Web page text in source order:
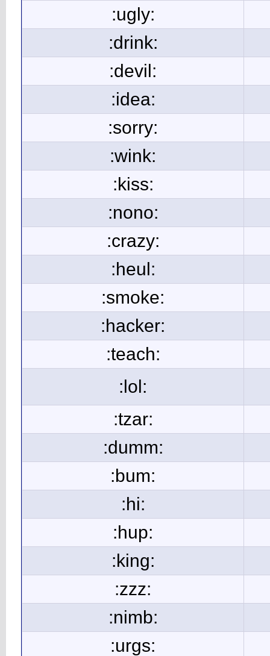
:ugly:
:drink:
:devil:
:idea:
:sorry:
:wink:
:kiss:
:nono:
:crazy:
:heul:
:smoke:
:hacker:
:teach:
:lol:
:tzar:
:dumm:
:bum:
:hi:
:hup:
:king:
:zzz:
:nimb:
:urgs: